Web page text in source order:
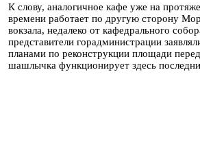
К слову, аналогичное кафе уже на
времени работает по другую сторону
вокзала, недалеко от кафедрального
представители горадминистрации
планами по реконструкции площади
шашлычка функционирует здесь